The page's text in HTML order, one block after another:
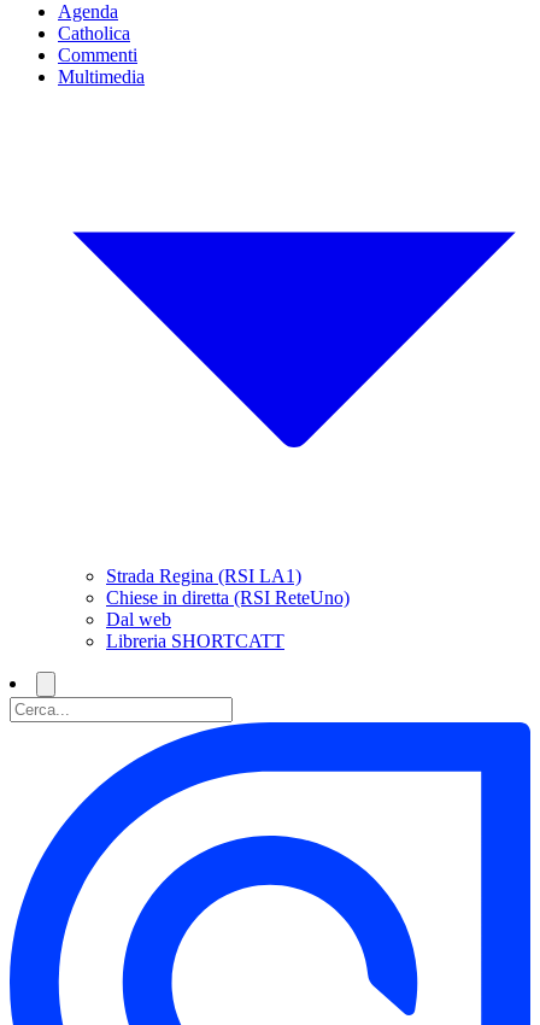
Agenda
Catholica
Commenti
Multimedia
Strada Regina (RSI LA1)
Chiese in diretta (RSI ReteUno)
Dal web
Libreria SHORTCATT